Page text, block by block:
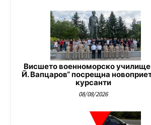
Висшето военноморско училище
Й. Вапцаров“ посрещна
курсанти
08/08/2026